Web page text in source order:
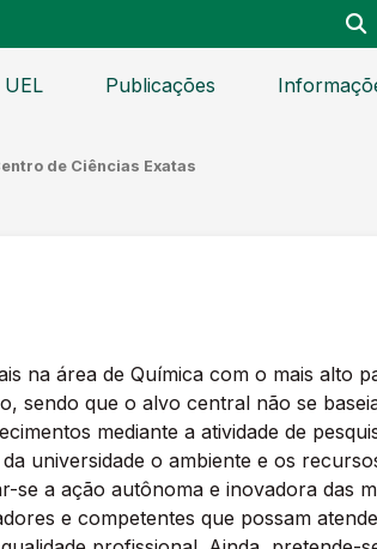
Publicações
de Ciências Exatas
na área de Química com o mais alto
sendo que o alvo central não se
mediante a atividade de
universidade o ambiente e os
a ação autônoma e inovadora das
e competentes que possam